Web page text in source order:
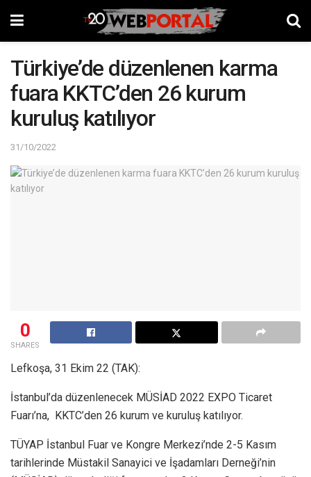
Türkiye’de düzenlenen karma
fuara KKTC’den 26 kurum
kuruluş katılıyor
31/10/2022
0
SHARES
Lefkoşa, 31 Ekim 22 (TAK):
İstanbul’da düzenlenecek MÜSİAD 2022 EXPO Ticaret
Fuarı’na, KKTC’den 26 kurum ve kuruluş katılıyor.
TÜYAP İstanbul Fuar ve Kongre Merkezi’nde 2-5 Kasım
tarihlerinde Müstakil Sanayici ve İşadamları Derneği’nin